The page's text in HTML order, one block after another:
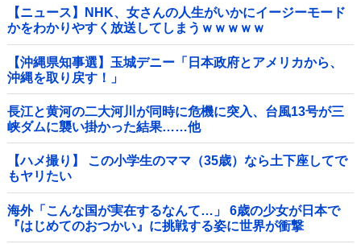
【ニュース】NHK、女さんの人生がいかにイージーモード
かをわかりやすく放送してしまうｗｗｗｗｗ
【沖縄県知事選】玉城デニー「日本政府とアメリカから、
沖縄を取り戻す！」
長江と黄河の二大河川が同時に危機に突入、台風13号が三
峡ダムに襲い掛かった結果……他
【ハメ撮り】 この小学生のママ（35歳）なら土下座してで
もヤリたい
海外「こんな国が実在するなんて…」 6歳の少女が日本で
『はじめてのおつかい』に挑戦する姿に世界が衝撃